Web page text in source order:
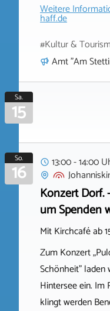
Weitere
haff.de
#Kultur &
Amt "Am
Sa.
15
So.
16
13:00 - 14:00
Konzert Dorf.
um Spenden
Mit Kirchcafé ab
Zum Konzert
Schönheit" laden
Hintersee ein. Im
klingt werden